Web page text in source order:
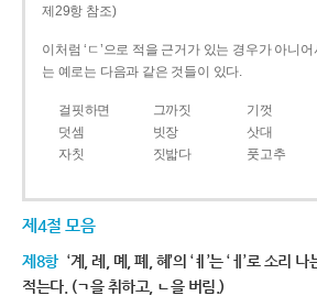
제29항 참조)
이처럼 ‘ㄷ’으로 적을 근거가 있는 경우가 아니어
는 예로는 다음과 같은 것들이 있다.
걸핏하면 그까짓 기껏
덧셈
빗장 삿대
자칫
짓밟다 풋고추
제4절 모음
제8항 ‘계, 례, 몌, 폐, 혜’의 ‘ㅖ’는 ‘ㅔ’로 소리
적는다. (ㄱ을 취하고, ㄴ을 버림.)